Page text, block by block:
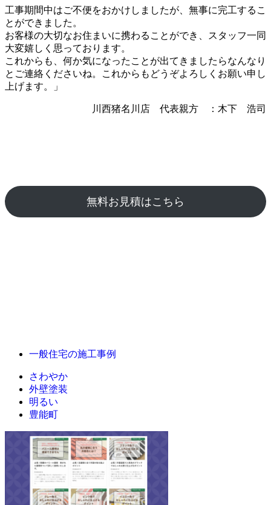
工事期間中はご不便をおかけしましたが、無事に完工するこ
とができました。
お客様の大切なお住まいに携わることができ、スタッフ一同
大変嬉しく思っております。
これからも、何か気になったことが出てきましたらなんなり
とご連絡くださいね。これからもどうぞよろしくお願い申し
上げます。」
川西猪名川店 代表親方 ：木下 浩司
無料お見積はこちら
一般住宅の施工事例
さわやか
外壁塗装
明るい
豊能町